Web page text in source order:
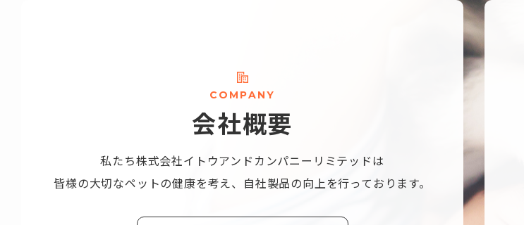
C O M PANY
会社概要
私たち株式会社イトウアンドカンパニーリミテッドは
皆様の大切なペットの健康を考え、 自社製品の向上を行っております。